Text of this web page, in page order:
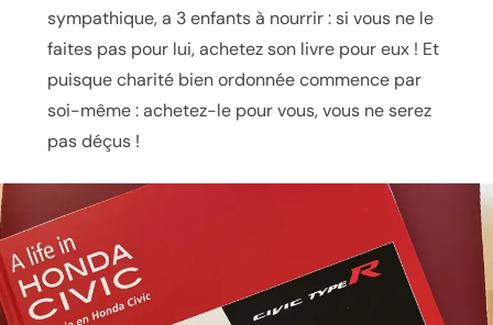
sympathique, a 3 enfants à nourrir : si vous ne le
faites pas pour lui, achetez son livre pour eux ! Et
puisque charité bien ordonnée commence par
soi-même : achetez-le pour vous, vous ne serez
pas déçus !